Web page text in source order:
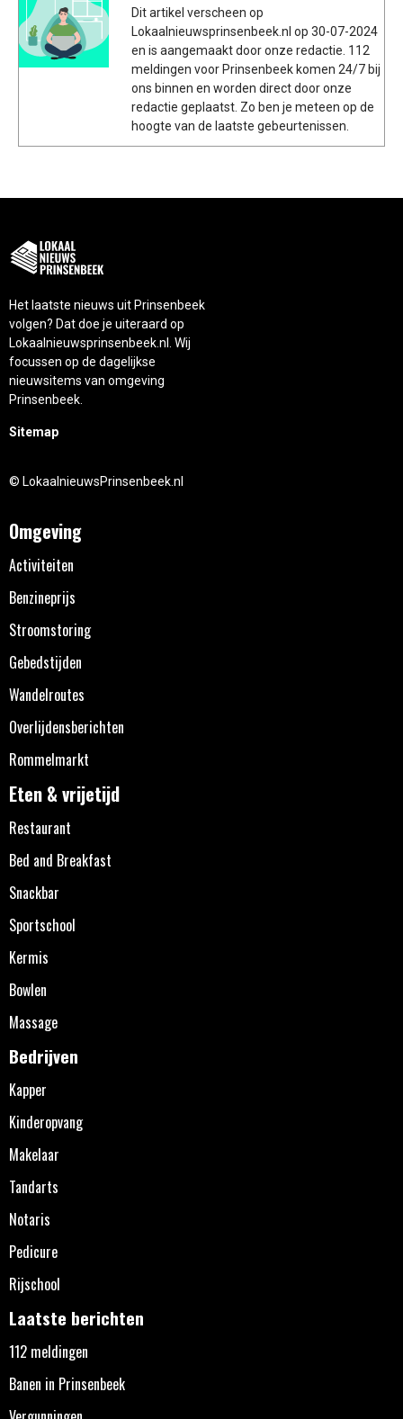
Dit artikel verscheen op
Lokaalnieuwsprinsenbeek.nl op 30-07-2024
en is aangemaakt door onze redactie. 112
meldingen voor Prinsenbeek komen 24/7 bij
ons binnen en worden direct door onze
redactie geplaatst. Zo ben je meteen op de
hoogte van de laatste gebeurtenissen.
Het laatste nieuws uit Prinsenbeek
volgen? Dat doe je uiteraard op
Lokaalnieuwsprinsenbeek.nl. Wij
focussen op de dagelijkse
nieuwsitems van omgeving
Prinsenbeek.
Sitemap
© LokaalnieuwsPrinsenbeek.nl
Omgeving
Activiteiten
Benzineprijs
Stroomstoring
Gebedstijden
Wandelroutes
Overlijdensberichten
Rommelmarkt
Eten & vrijetijd
Restaurant
Bed and Breakfast
Snackbar
Sportschool
Kermis
Bowlen
Massage
Bedrijven
Kapper
Kinderopvang
Makelaar
Tandarts
Notaris
Pedicure
Rijschool
Laatste berichten
112 meldingen
Banen in Prinsenbeek